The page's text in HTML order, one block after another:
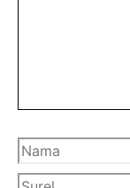
Nama